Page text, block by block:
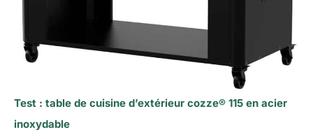
Test : table de cuisine d’extérieur cozze® 115 en acier
inoxydable